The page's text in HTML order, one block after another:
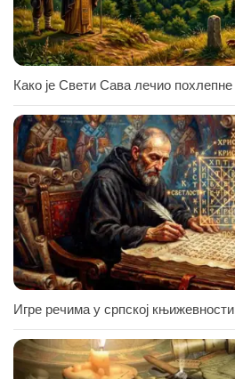
Како је Свети Сава лечио похлепне
Игре речима у српској књижевности